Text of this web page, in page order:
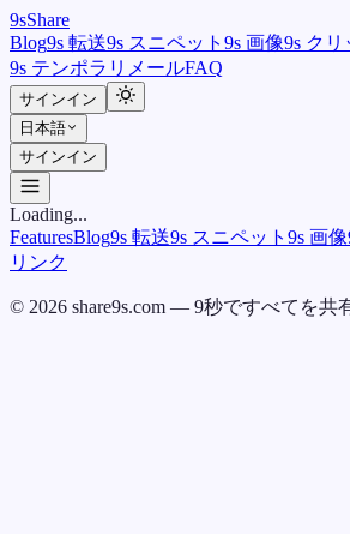
9sShare
Blog9s 転送9s スニペット 9s 画像9s クリ
9s テンポラリメールFAQ
サインイン
日本語
サインイン
Loading...
FeaturesBlog9s 転送9s スニペット 9s 画像
リンク
© 2026 share9s.com — 9秒ですべてを共